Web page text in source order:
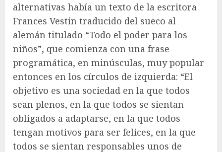
alternativas había un texto de la escritora
Frances Vestin traducido del sueco al
alemán titulado “Todo el poder para los
niños”, que comienza con una frase
programática, en minúsculas, muy popular
entonces en los círculos de izquierda: “El
objetivo es una sociedad en la que todos
sean plenos, en la que todos se sientan
obligados a adaptarse, en la que todos
tengan motivos para ser felices, en la que
todos se sientan responsables unos de